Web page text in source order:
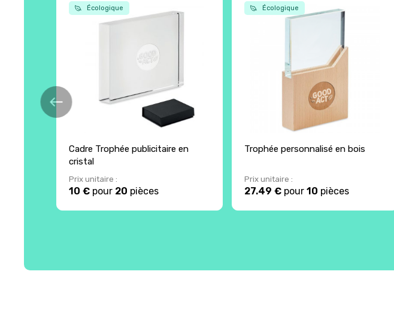
Écologique
Cadre Trophée publicitaire en
cristal
Prix unitaire :
10 € pour 20 pièces
Écologique
Trophée personnalisé en bois
Prix unitaire :
27.49 €pour 10 pièces